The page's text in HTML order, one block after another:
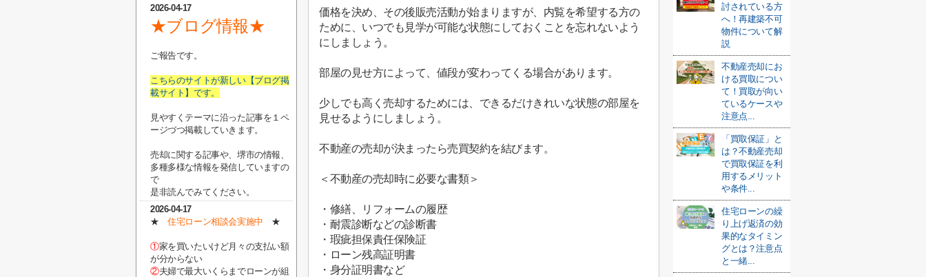
価格を決め、その後販売活動が始まりますが、内覧を希望する方の
ために、いつでも見学が可能な状態にしておくことを忘れないよう
にしましょう。
部屋の見せ方によって、値段が変わってくる場合があります。
少しでも高く売却するためには、できるだけきれいな状態の部屋を
見せるようにしましょう。
不動産の売却が決まったら売買契約を結びます。
＜不動産の売却時に必要な書類＞
・修繕、リフォームの履歴
・耐震診断などの診断書
・瑕疵担保責任保険証
・ローン残高証明書
・身分証明書など
討されている方
へ！再建築不可
物件について解
説
不動産売却にお
ける買取につい
て！買取が向い
ているケースや
注意点...
「買取保証」と
は？不動産売却
で買取保証を利
用するメリット
や条件...
住宅ローンの繰
り上げ返済の効
果的なタイミン
グとは？注意点
と一緒...
2026-04-17
★ブログ情報★
ご報告です。
こちらのサイトが新しい【ブログ掲
載サイト】です。
見やすくテーマに沿った記事を１ペ
ージづつ掲載していきます。
売却に関する記事や、堺市の情報、
多種多様な情報を発信していますの
で
是非読んでみてください。
2026-04-17
★住宅ローン相談会実施中 ★
①家を買いたいけど月々の支払い額
が分からない
②夫婦で最大いくらまでローンが組